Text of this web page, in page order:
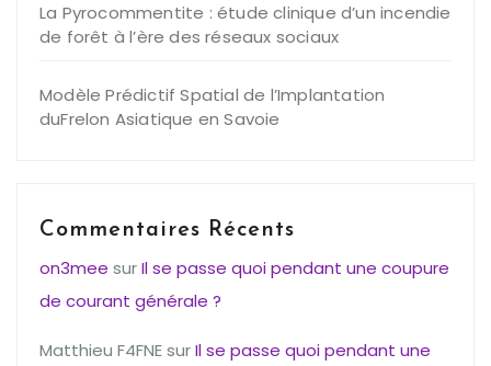
La Pyrocommentite : étude clinique d’un incendie
de forêt à l’ère des réseaux sociaux
Modèle Prédictif Spatial de l’Implantation
duFrelon Asiatique en Savoie
Commentaires Récents
on3mee surIl se passe quoi pendant une coupure
de courant générale ?
Matthieu F4FNEsurIl se passe quoi pendant une